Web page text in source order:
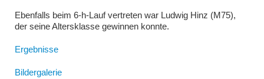
Ebenfalls beim 6-h-Lauf vertreten war Ludwig Hinz (M75),
der seine Altersklasse gewinnen konnte.
Ergebnisse
Bildergalerie